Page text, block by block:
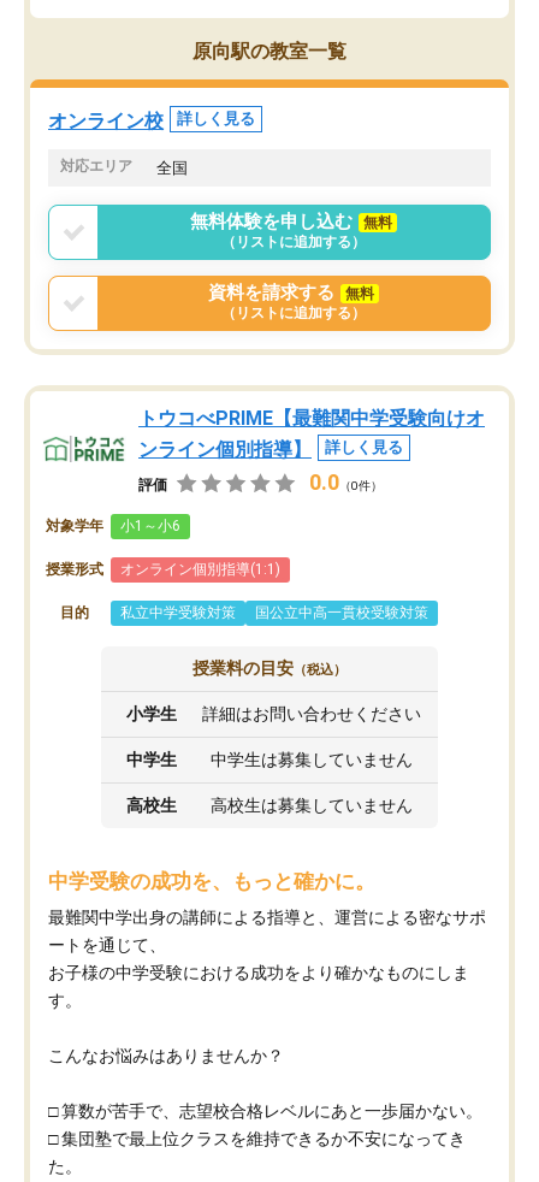
原向駅の教室一覧
オンライン校 詳しく見る
対応エリア 全国
無料体験を申し込む
無料
（リストに追加する）
資料を請求する
無料
（リストに追加する）
トウコべPRIME【最難関中学受験向けオ
ンライン個別指導】
詳しく見る
評価 0.0 （0件）
対象学年 小1～小6
授業形式 オンライン個別指導(1:1)
目的 私立中学受験対策 国公立中高一貫校受験対策
授業料の目安 （税込）
小学生 詳細はお問い合わせください
中学生 中学生は募集していません
高校生 高校生は募集していません
中学受験の成功を、もっと確かに。
最難関中学出身の講師による指導と、運営による密なサポ
ートを通じて、
お子様の中学受験における成功をより確かなものにしま
す。
こんなお悩みはありませんか？
□ 算数が苦手で、志望校合格レベルにあと一歩届かない。
□ 集団塾で最上位クラスを維持できるか不安になってき
た。